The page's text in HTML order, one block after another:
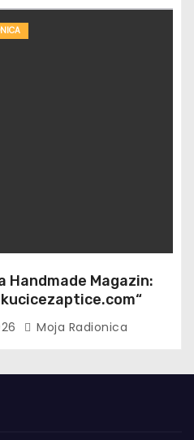
Handmade Magazin:
Moja Radionica